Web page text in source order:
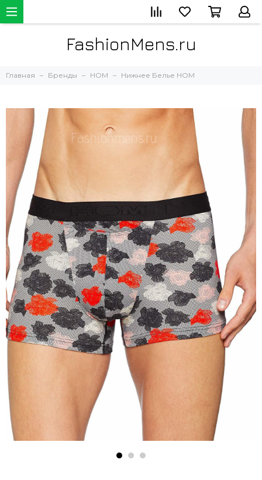
FashionMens.ru
Главная Бренды HOM Нижнее Белье HOM